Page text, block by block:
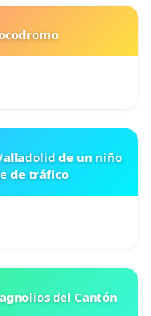
de un niño
de tráfico
del Cantón